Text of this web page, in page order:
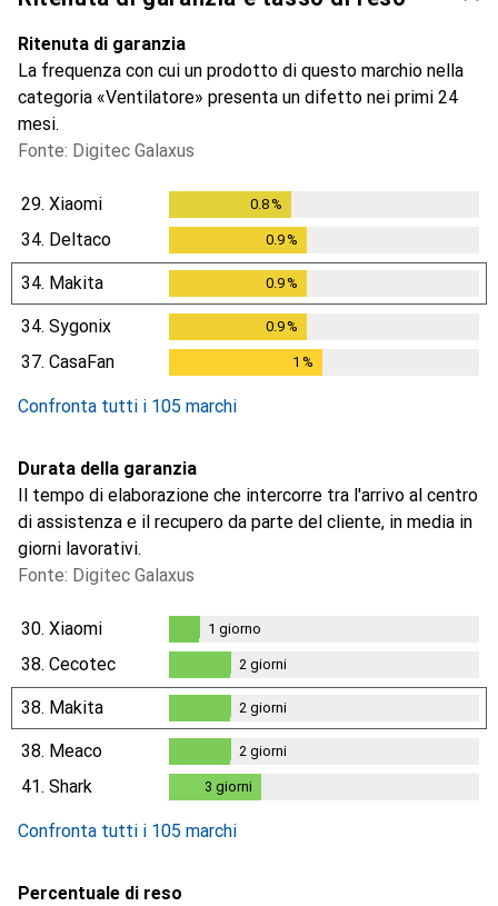
Ritenuta di garanzia
La frequenza con cui un prodotto di questo marchio nella
categoria «Ventilatore» presenta un difetto nei primi 24
mesi.
Fonte: Digitec Galaxus
29. Xiaomi 0.8%
34. Deltaco 0.9%
34. Makita 0.9%
34. Sygonix 0.9%
37. CasaFan 1 %
Confronta tutti i 105 marchi
Durata della garanzia
Il tempo di elaborazione che intercorre tra l'arrivo al centro
di assistenza e il recupero da parte del cliente, in media in
giorni lavorativi.
Fonte: Digitec Galaxus
30. Xiaomi
giorno
1 giorno
38. Cecotec
2giorni
2 giorni
38. Makita
2giorni
2 giorni
38. Meaco
2giorni
2 giorni
41. Shark 3 giorni
Confronta tutti i 105 marchi
Percentuale di reso